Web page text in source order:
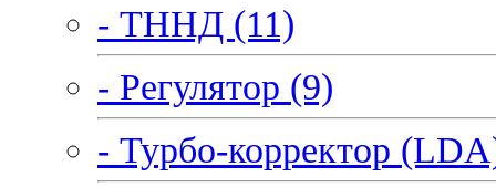
- ТННД (11)
- Регулятор (9)
- Турбо-корректор